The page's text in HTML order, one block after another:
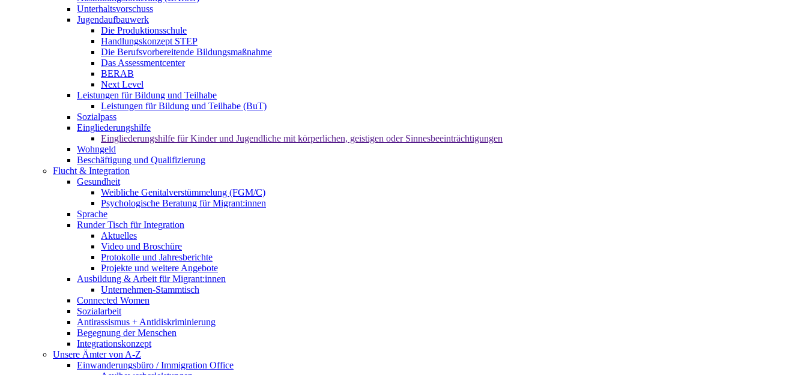
Unterhaltsvorschuss
Jugendaufbauwerk
Die Produktionsschule
Handlungskonzept STEP
Die Berufsvorbereitende Bildungsmaßnahme
Das Assessmentcenter
BERAB
Next Level
Leistungen für Bildung und Teilhabe
Leistungen für Bildung und Teilhabe (BuT)
Sozialpass
Eingliederungshilfe
Eingliederungshilfe für Kinder und Jugendliche mit körperlichen, geistigen oder Sinnesbeeinträchtigungen
Wohngeld
Beschäftigung und Qualifizierung
Flucht & Integration
Gesundheit
Weibliche Genitalverstümmelung (FGM/C)
Psychologische Beratung für Migrant:innen
Sprache
Runder Tisch für Integration
Aktuelles
Video und Broschüre
Protokolle und Jahresberichte
Projekte und weitere Angebote
Ausbildung & Arbeit für Migrant:innen
Unternehmen-Stammtisch
Connected Women
Sozialarbeit
Antirassismus + Antidiskriminierung
Begegnung der Menschen
Integrationskonzept
Unsere Ämter von A-Z
Einwanderungsbüro / Immigration Office